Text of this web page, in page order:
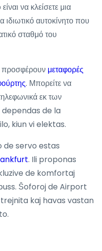
να κλείσετε μια
ιδιωτικό αυτοκίνητο που
σταθμό του
προσφέρουν μεταφορές
. Μπορείτε να
εκ των
dependas de la
kiun vi elektas.
de servo estas
. Ili proponas
de komfortaj
Ŝoforoj de Airport
kaj havas vastan